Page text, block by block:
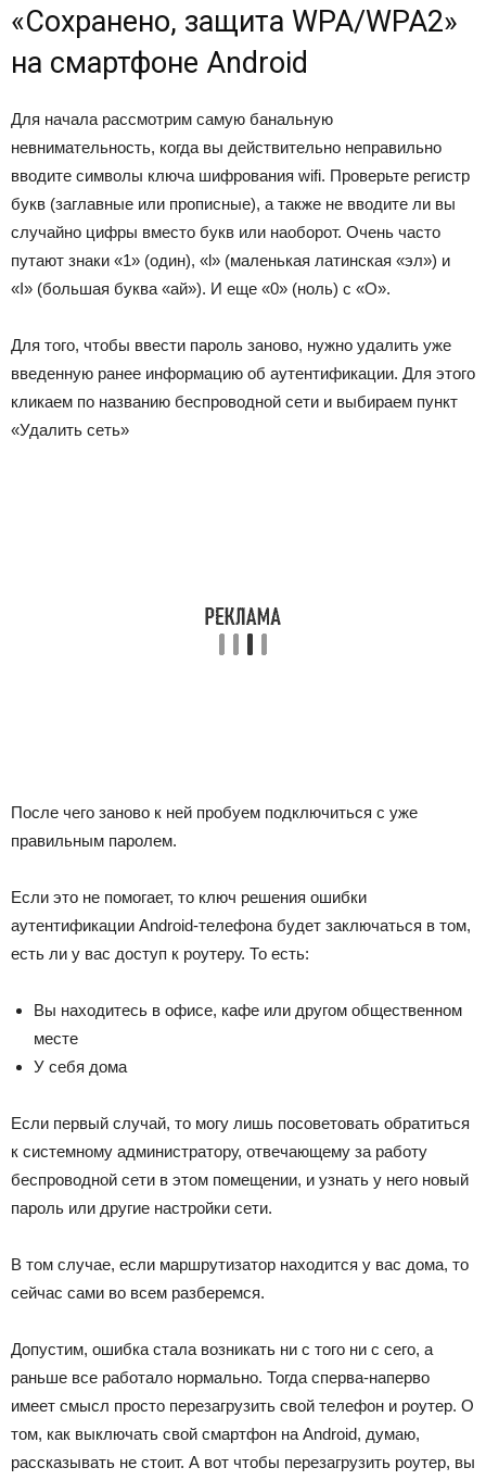
«Сохранено, защита WPA/WPA2»
на смартфоне Android
Для начала рассмотрим самую банальную
невнимательность, когда вы действительно неправильно
вводите символы ключа шифрования wifi. Проверьте регистр
букв (заглавные или прописные), а также не вводите ли вы
случайно цифры вместо букв или наоборот. Очень часто
путают знаки «1» (один), «l» (маленькая латинская «эл») и
«I» (большая буква «ай»). И еще «0» (ноль) с «О».
Для того, чтобы ввести пароль заново, нужно удалить уже
введенную ранее информацию об аутентификации. Для этого
кликаем по названию беспроводной сети и выбираем пункт
«Удалить сеть»
После чего заново к ней пробуем подключиться с уже
правильным паролем.
Если это не помогает, то ключ решения ошибки
аутентификации Android-телефона будет заключаться в том,
есть ли у вас доступ к роутеру. То есть:
Вы находитесь в офисе, кафе или другом общественном
месте
У себя дома
Если первый случай, то могу лишь посоветовать обратиться
к системному администратору, отвечающему за работу
беспроводной сети в этом помещении, и узнать у него новый
пароль или другие настройки сети.
В том случае, если маршрутизатор находится у вас дома, то
сейчас сами во всем разберемся.
Допустим, ошибка стала возникать ни с того ни с сего, а
раньше все работало нормально. Тогда сперва-наперво
имеет смысл просто перезагрузить свой телефон и роутер. О
том, как выключать свой смартфон на Android, думаю,
рассказывать не стоит. А вот чтобы перезагрузить роутер, вы